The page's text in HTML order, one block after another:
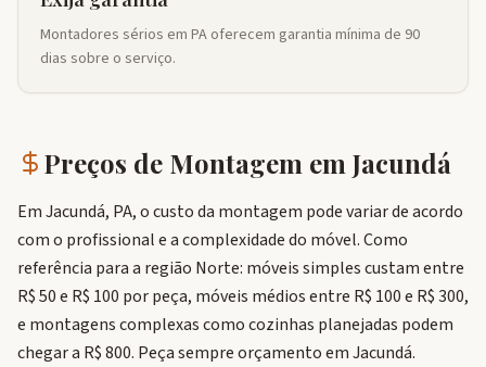
Montadores sérios em PA oferecem garantia mínima de 90
dias sobre o serviço.
Preços de Montagem em Jacundá
Em Jacundá, PA, o custo da montagem pode variar de acordo
com o profissional e a complexidade do móvel. Como
referência para a região Norte: móveis simples custam entre
R$ 50 e R$ 100 por peça, móveis médios entre R$ 100 e R$ 300,
e montagens complexas como cozinhas planejadas podem
chegar a R$ 800. Peça sempre orçamento em Jacundá.